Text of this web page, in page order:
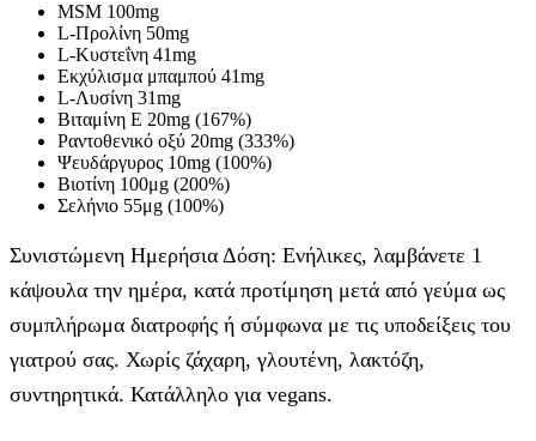
MSM 100mg
L-Προλίνη 50mg
L-Κυστεΐνη 41mg
Εκχύλισμα μπαμπού 41mg
L-Λυσίνη 31mg
Βιταμίνη E 20mg (167%)
Pαντοθενικό οξύ 20mg (333%)
Ψευδάργυρος 10mg (100%)
Βιοτίνη 100μg (200%)
Σελήνιο 55μg (100%)
Συνιστώμενη Ημερήσια Δόση: Ενήλικες, λαμβάνετε 1
κάψουλα την ημέρα, κατά προτίμηση μετά από γεύμα ως
συμπλήρωμα διατροφής ή σύμφωνα με τις υποδείξεις του
γιατρού σας. Χωρίς ζάχαρη, γλουτένη, λακτόζη,
συντηρητικά. Κατάλληλο για vegans.